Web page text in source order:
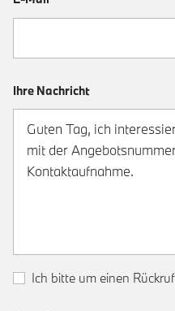
Ihre Nachricht
Ich bitte um einen Rückruf